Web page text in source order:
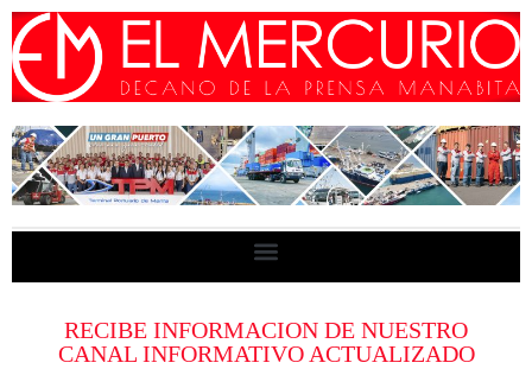
RECIBE INFORMACION DE NUESTRO
CANAL INFORMATIVO ACTUALIZADO